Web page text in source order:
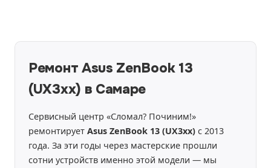
Ремонт Asus ZenBook 13
(UX3xx) в Самаре
Сервисный центр «Сломал? Починим!»
ремонтирует Asus ZenBook 13 (UX3xx) с 2013
года. За эти годы через мастерские прошли
сотни устройств именно этой модели — мы